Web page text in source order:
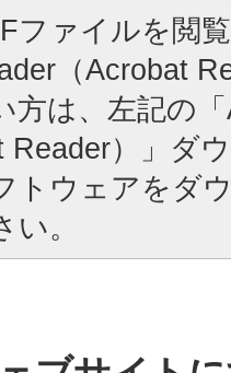
ファイルを閲
（Acrobat
方は、左記の
Reader）」ダ
トウェアをダ
。